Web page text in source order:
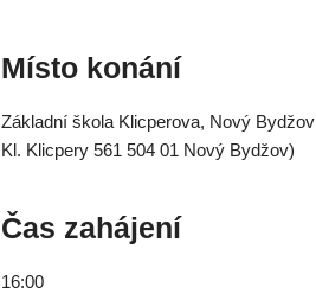
Místo konání
Základní škola Klicperova, Nový
Kl. Klicpery 561 504 01 Nový Bydžov)
Čas zahájení
16:00